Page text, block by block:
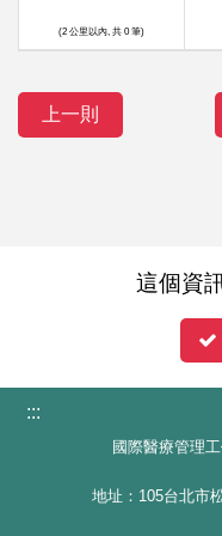
(2 公里以內, 共 0 筆)
上一則
這個資
:::
國際醫療管理
地址：105台北市